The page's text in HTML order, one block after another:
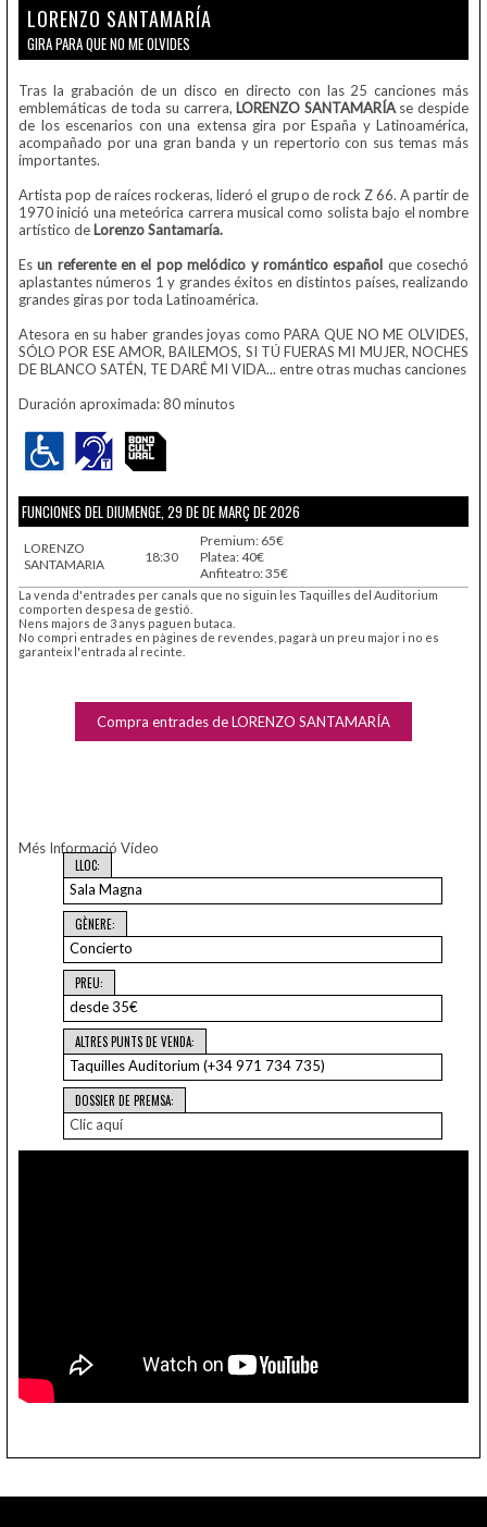
LORENZO SANTAMARÍA
GIRA PARA QUE NO ME OLVIDES
Tras la grabación de un disco en directo con las 25 canciones más
emblemáticas de toda su carrera, LORENZO SANTAMARÍAse despide
de los escenarios con una extensa gira por España y Latinoamérica,
acompañado por una gran banda y un repertorio con sus temas más
importantes.
Artista pop de raíces rockeras, lideró el grupo de rock Z 66. A partir de
1970 inició una meteórica carrera musical como solista bajo el nombre
artístico de Lorenzo Santamaría.
Esun referente en el pop melódico y romántico español que cosechó
aplastantes números 1 y grandes éxitos en distintos países, realizando
grandes giras por toda Latinoamérica.
Atesora en su haber grandes joyas como PARA QUE NO ME OLVIDES,
SÓLO POR ESE AMOR, BAILEMOS, SI TÚ FUERAS MI MUJER, NOCHES
DE BLANCO SATÉN, TE DARÉ MI VIDA... entre otras muchas canciones
Duración aproximada: 80 minutos
FUNCIONES DEL DIUMENGE, 29 DE DE MARÇ DE 2026
LORENZO
SANTAMARIA
18:30
Premium: 65€
Platea: 40€
Anfiteatro: 35€
La venda d'entrades per canals que no siguin les Taquilles del Auditorium
comporten despesa de gestió.
Nens majors de 3 anys paguen butaca.
No compri entrades en pàgines de revendes, pagarà un preu major i no es
garanteix l'entrada al recinte.
Compra entrades de LORENZO SANTAMARÍA
Més Informació Vídeo
LLOC:
Sala Magna
GÈNERE:
Concierto
PREU:
desde 35€
ALTRES PUNTS DE VENDA:
Taquilles Auditorium (+34 971 734 735)
DOSSIER DE PREMSA:
Clic aquí